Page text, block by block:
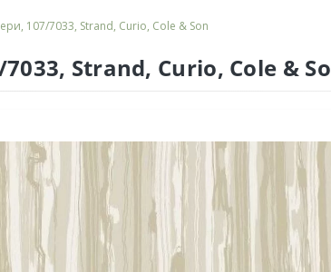
107/7033, Strand, Curio, Cole & Son
Strand, Curio, Cole &